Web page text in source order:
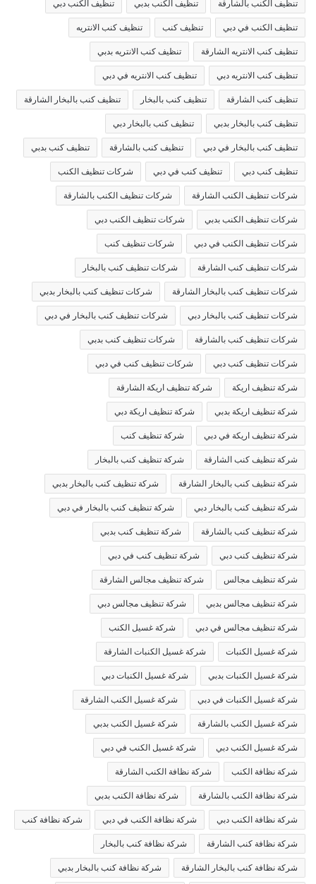
تنظيف الكنب بالشارقة تنظيف الكنب بدبي تنظيف الكنب دبي
تنظيف الكنب في دبي تنظيف كنب تنظيف كنب الانتريه
تنظيف كنب الانتريه الشارقة تنظيف كنب الانتريه بدبي
تنظيف كنب الانتريه دبي تنظيف كنب الانتريه في دبي
تنظيف كنب الشارقة تنظيف كنب بالبخار تنظيف كنب بالبخار الشارقة
تنظيف كنب بالبخار بدبي تنظيف كنب بالبخار دبي
تنظيف كنب بالبخار في دبي تنظيف كنب بالشارقة تنظيف كنب بدبي
تنظيف كنب دبي تنظيف كنب في دبي شركات تنظيف الكنب
شركات تنظيف الكنب الشارقة شركات تنظيف الكنب بالشارقة
شركات تنظيف الكنب بدبي شركات تنظيف الكنب دبي
شركات تنظيف الكنب في دبي شركات تنظيف كنب
شركات تنظيف كنب الشارقة شركات تنظيف كنب بالبخار
شركات تنظيف كنب بالبخار الشارقة شركات تنظيف كنب بالبخار بدبي
شركات تنظيف كنب بالبخار دبي شركات تنظيف كنب بالبخار في دبي
شركات تنظيف كنب بالشارقة شركات تنظيف كنب بدبي
شركات تنظيف كنب دبي شركات تنظيف كنب في دبي
شركة تنظيف اريكة شركة تنظيف اريكة الشارقة
شركة تنظيف اريكة بدبي شركة تنظيف اريكة دبي
شركة تنظيف اريكة في دبي شركة تنظيف كنب
شركة تنظيف كنب الشارقة شركة تنظيف كنب بالبخار
شركة تنظيف كنب بالبخار الشارقة شركة تنظيف كنب بالبخار بدبي
شركة تنظيف كنب بالبخار دبي شركة تنظيف كنب بالبخار في دبي
شركة تنظيف كنب بالشارقة شركة تنظيف كنب بدبي
شركة تنظيف كنب دبي شركة تنظيف كنب في دبي
شركة تنظيف مجالس شركة تنظيف مجالس الشارقة
شركة تنظيف مجالس بدبي شركة تنظيف مجالس دبي
شركة تنظيف مجالس في دبي شركة غسيل الكنب
شركة غسيل الكنبات شركة غسيل الكنبات الشارقة
شركة غسيل الكنبات بدبي شركة غسيل الكنبات دبي
شركة غسيل الكنبات في دبي شركة غسيل الكنب الشارقة
شركة غسيل الكنب بالشارقة شركة غسيل الكنب بدبي
شركة غسيل الكنب دبي شركة غسيل الكنب في دبي
شركة نظافة الكنب شركة نظافة الكنب الشارقة
شركة نظافة الكنب بالشارقة شركة نظافة الكنب بدبي
شركة نظافة الكنب دبي شركة نظافة الكنب في دبي شركة نظافة كنب
شركة نظافة كنب الشارقة شركة نظافة كنب بالبخار
شركة نظافة كنب بالبخار الشارقة شركة نظافة كنب بالبخار بدبي